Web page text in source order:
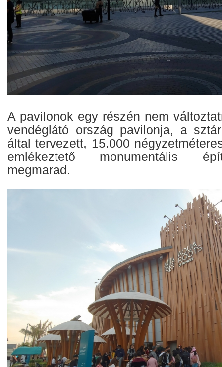
A pavilonok egy részén nem
vendéglátó ország pavilonja, a
által tervezett, 15.000
emlékeztető monumentális
megmarad.